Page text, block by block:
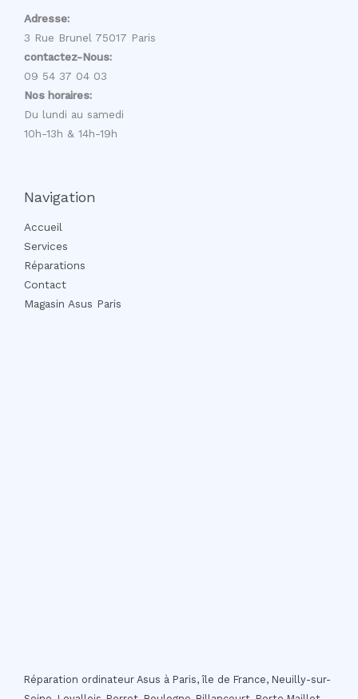
Adresse:
3 Rue Brunel 75017 Paris
contactez-Nous:
09 54 37 04 03
Nos horaires:
Du lundi au samedi
10h-13h & 14h-19h
Navigation
Accueil
Services
Réparations
Contact
Magasin Asus Paris
Réparation ordinateur Asus à Paris, île de France, Neuilly-sur-